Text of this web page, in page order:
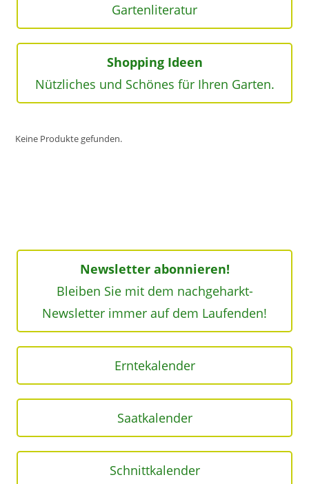
Gartenliteratur
Shopping Ideen
Nützliches und Schönes für Ihren Garten.
Keine Produkte gefunden.
Newsletter abonnieren!
Bleiben Sie mit dem nachgeharkt-
Newsletter immer auf dem Laufenden!
Erntekalender
Saatkalender
Schnittkalender